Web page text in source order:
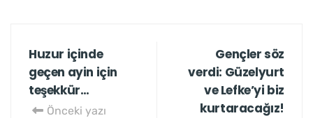
Huzur içinde
geçen ayin için
teşekkür…
Önceki yazı
Gençler söz
verdi: Güzelyurt
ve Lefke’yi biz
kurtaracağız!